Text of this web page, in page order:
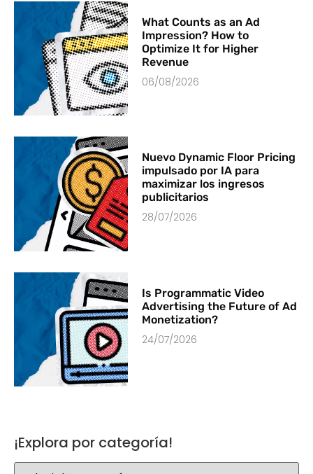
What Counts as an Ad
Impression? How to
Optimize It for Higher
Revenue
06/08/2026
Nuevo Dynamic Floor Pricing
impulsado por IA para
maximizar los ingresos
publicitarios
28/07/2026
Is Programmatic Video
Advertising the Future of Ad
Monetization?
24/07/2026
¡Explora por categoría!